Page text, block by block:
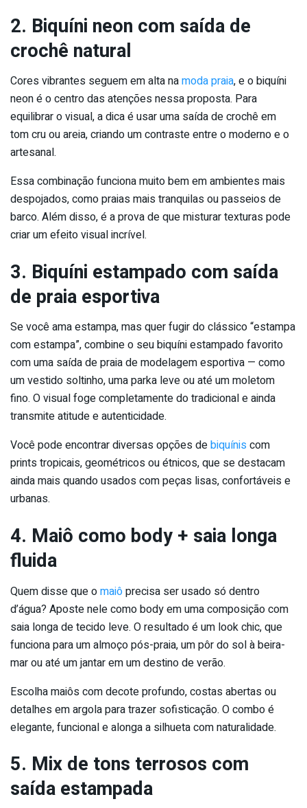
2. Biquíni neon com saída de
crochê natural
Cores vibrantes seguem em alta namoda praia, e o biquíni
neon é o centro das atenções nessa proposta. Para
equilibrar o visual, a dica é usar uma saída de crochê em
tom cru ou areia, criando um contraste entre o moderno e o
artesanal.
Essa combinação funciona muito bem em ambientes mais
despojados, como praias mais tranquilas ou passeios de
barco. Além disso, é a prova de que misturar texturas pode
criar um efeito visual incrível.
3. Biquíni estampado com saída
de praia esportiva
Se você ama estampa, mas quer fugir do clássico “estampa
com estampa”, combine o seu biquíni estampado favorito
com uma saída de praia de modelagem esportiva — como
um vestido soltinho, uma parka leve ou até um moletom
fino. O visual foge completamente do tradicional e ainda
transmite atitude e autenticidade.
Você pode encontrar diversas opções debiquínis com
prints tropicais, geométricos ou étnicos, que se destacam
ainda mais quando usados com peças lisas, confortáveis e
urbanas.
4. Maiô como body + saia longa
fluida
Quem disse que omaiôprecisa ser usado só dentro
d’água? Aposte nele como body em uma composição com
saia longa de tecido leve. O resultado é um look chic, que
funciona para um almoço pós-praia, um pôr do sol à beira-
mar ou até um jantar em um destino de verão.
Escolha maiôs com decote profundo, costas abertas ou
detalhes em argola para trazer sofisticação. O combo é
elegante, funcional e alonga a silhueta com naturalidade.
5. Mix de tons terrosos com
saída estampada